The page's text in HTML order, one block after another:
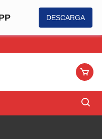
DESCARGA